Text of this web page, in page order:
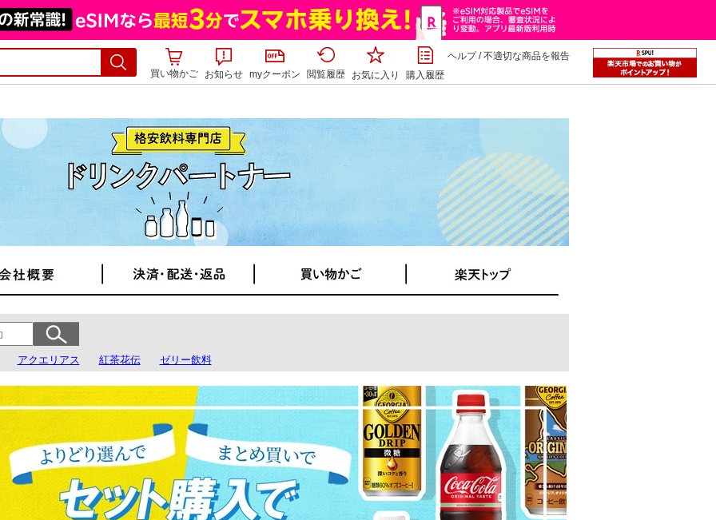
買い物かご お知らせ myクーポン 閲覧履歴 お気に入り 購入履歴
ヘルプ/不適切な商品を報告
アクエリアス 紅茶花伝 ゼリー飲料